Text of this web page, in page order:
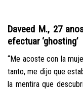
Daveed M., 27
efectuar ‘ghosting’
“Me acoste con la
tanto, me dijo que
la mentira que